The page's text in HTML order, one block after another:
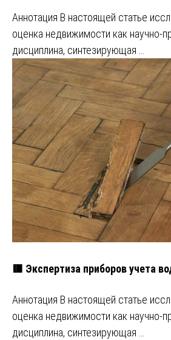
Аннотация В настоящей статье
оценка недвижимости как научно-
дисциплина, синтезирующая …
🟥 Экспертиза приборов учета
Аннотация В настоящей статье
оценка недвижимости как научно-
дисциплина, синтезирующая …